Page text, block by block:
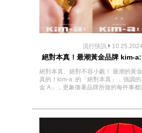
流行快訊
絕對本真！最潮黃金品牌 kim-a:
絕對本真、絕對不容小覷！ 最潮的黃
真的！kim-a: 的「絕對本真」，強調
金 A」，更象徵著品牌所做的每件事都